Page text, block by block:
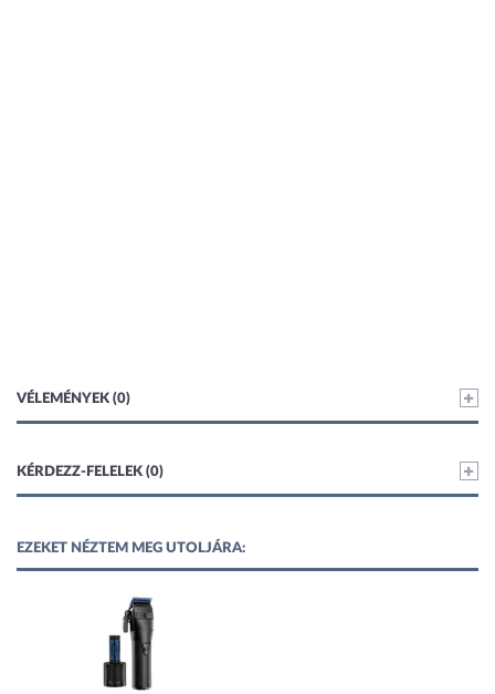
VÉLEMÉNYEK (0)
KÉRDEZZ-FELELEK (0)
EZEKET NÉZTEM MEG UTOLJÁRA: